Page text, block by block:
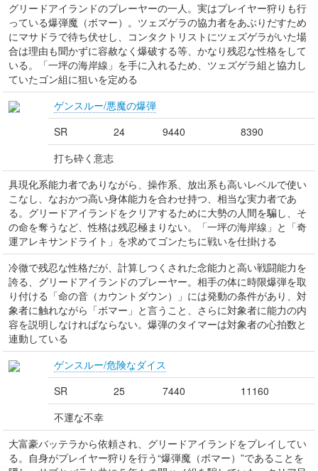
グリードアイランドのプレーヤーの一人。実はプレイヤー狩りも行
っている爆弾魔（ボマー）。ツェズゲラの協力者をあぶりだすため
にマサドラで待ち伏せし、コンタクトリストにツェズゲラがいた場
合は理由も聞かずに容赦なく爆破する等、かなり残忍な性格をして
いる。「一坪の海岸線」を手に入れるため、ツェズゲラ組と協力し
ていたゴン組に狙いを定める
ゲンスルー/悪魔の爆弾
SR
24 9440
8390
打ち砕く意志
具現化系能力者でありながら、操作系、放出系も高いレベルで使い
こなし、なおかつ高い身体能力を合わせ持つ、相当な実力者であ
る。グリードアイランドをクリアするために大勢の人間を騙し、そ
の命を奪うなど、性格は残忍極まりない。「一坪の海岸線」と「奇
運アレキサンドライト」を求めてゴンたちに戦いを仕掛ける
冷徹で残忍な性格だが、計算しつくされた念能力と高い戦闘能力を
誇る、グリードアイランドのプレーヤー。相手の体に時限爆弾を取
り付ける「命の音（カウントダウン）」には発動の条件があり、対
象者に触れながら「ボマー」と言うこと、さらに対象者に能力の内
容を説明しなければならない。爆弾のタイマーは対象者の心拍数と
連動している
ゲンスルー/危険なダイス
SR
25 7440
11160
不運な不幸
大富豪バッテラから依頼され、グリードアイランドをプレイしてい
る。自身がプレイヤー狩りを行う“爆弾魔（ボマー）”であることを